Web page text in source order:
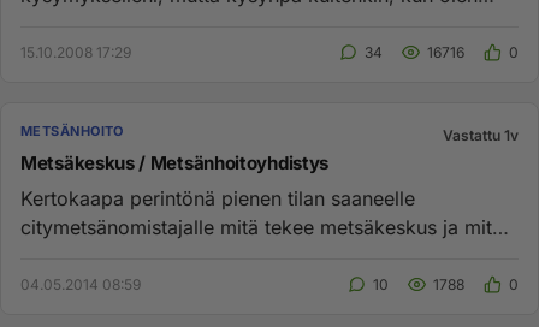
15.10.2008 17:29 34 16716 0
METSÄNHOITO Vastattu 1v
Metsäkeskus / Metsänhoitoyhdistys
Kertokaapa perintönä pienen tilan saaneelle
citymetsänomistajalle mitä tekee metsäkeskus ja mitä
04.05.2014 08:59 10 1788 0